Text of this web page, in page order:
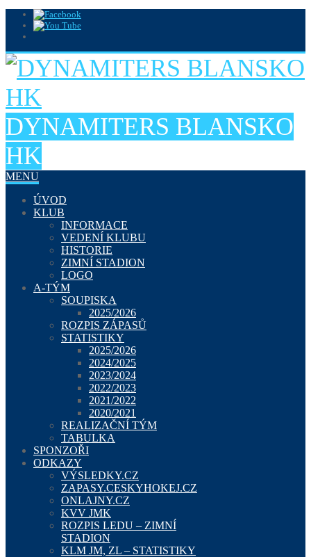
DYNAMITERS BLANSKO
HK
MENU
ÚVOD
KLUB
INFORMACE
VEDENÍ KLUBU
HISTORIE
ZIMNÍ STADION
LOGO
A-TÝM
SOUPISKA
2025/2026
ROZPIS ZÁPASŮ
STATISTIKY
2025/2026
2024/2025
2023/2024
2022/2023
2021/2022
2020/2021
REALIZAČNÍ TÝM
TABULKA
SPONZOŘI
ODKAZY
VÝSLEDKY.CZ
ZAPASY.CESKYHOKEJ.CZ
ONLAJNY.CZ
KVV JMK
ROZPIS LEDU – ZIMNÍ
STADION
KLM JM, ZL – STATISTIKY